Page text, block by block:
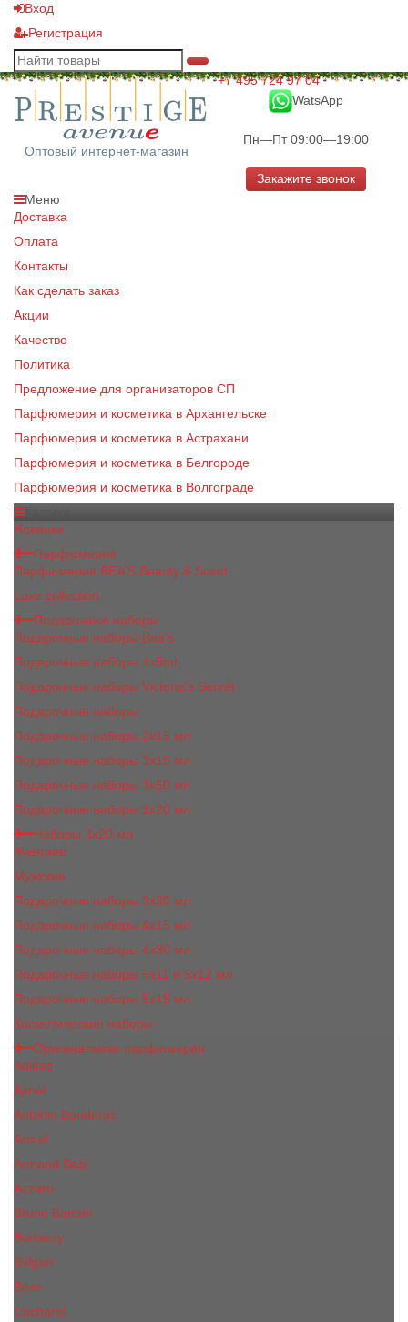
Вход
Регистрация
Оптовый интернет-магазин
+7 495 724 97 04
WatsApp
Пн—Пт 09:00—19:00
Закажите звонок
Меню
Доставка
Оплата
Контакты
Как сделать заказ
Акции
Качество
Политика
Предложение для организаторов СП
Парфюмерия и косметика в Архангельске
Парфюмерия и косметика в Астрахани
Парфюмерия и косметика в Белгороде
Парфюмерия и косметика в Волгограде
Новинки
Парфюмерия
Парфюмерия BEA'S Beauty & Scent
Luxe collection
Подарочные наборы
Подарочные наборы Bea's
Подарочные наборы 4х5ml
Подарочные наборы Victoria's Secret
Подарочные наборы
Подарочные наборы 2x15 мл
Подарочные наборы 3х15 мл
Подарочные наборы 3x50 мл
Подарочные наборы 3x20 мл
Наборы 3х20 мл
Женские
Мужские
Подарочные наборы 3х30 мл
Подарочные наборы 4x15 мл
Подарочные наборы 4x30 мл
Подарочные наборы 5x11 и 5х12 мл
Подарочные наборы 5x15 мл
Косметические наборы
Оригинальная парфюмерия
Adidas
Ajmal
Antonio Banderas
Armaf
Armand Basi
Azzaro
Bruno Banani
Burberry
Bvlgari
Boss
Cacharel